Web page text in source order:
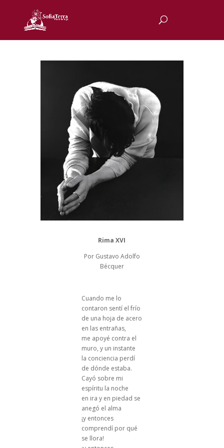
Rima XVI
Por Gustavo Adolfo
Bécquer
Cuando me lo
contaron sentí el frío
de una hoja de acero
en las entrañas,
me apoyé contra el
muro, y un instante
la conciencia perdí
de dónde estaba.
Cayó sobre mi
espíritu la noche
en ira y en piedad se
anegó el alma
¡y entonces
comprendí por qué
se llora!